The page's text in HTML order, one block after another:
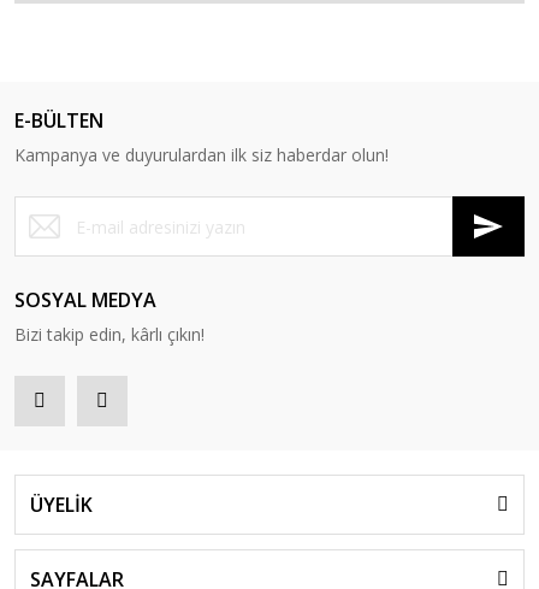
E-BÜLTEN
Kampanya ve duyurulardan ilk siz haberdar olun!
SOSYAL MEDYA
Bizi takip edin, kârlı çıkın!
ÜYELİK
SAYFALAR